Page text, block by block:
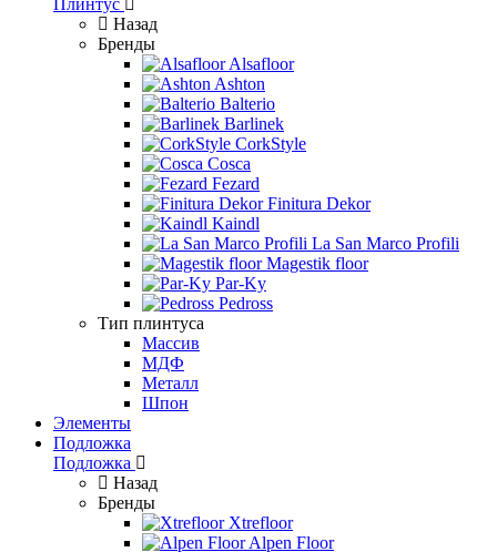
Плинтус
Назад
Бренды
Alsafloor
Ashton
Balterio
Barlinek
CorkStyle
Cosca
Fezard
Finitura Dekor
Kaindl
La San Marco Profili
Magestik floor
Par-Ky
Pedross
Тип плинтуса
Массив
МДФ
Металл
Шпон
Элементы
Подложка
Подложка
Назад
Бренды
Xtrefloor
Alpen Floor